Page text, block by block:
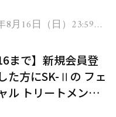
8月16日（日）23:59ま
まで】新規会員登
た方にSK-Ⅱの フェ
トメント